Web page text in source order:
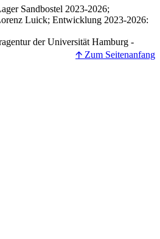
Sandbostel 2023-2026;
Luick; Entwicklung 2023-2026:
der Universität Hamburg -
🡩 Zum Seitenanfang